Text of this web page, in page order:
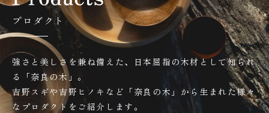
プロダクト
強さと美しさを兼ね備えた、日本屈指の木材として知られ
る「奈良の木」。
吉野スギや吉野ヒノキなど「奈良の木」から生まれた様々
なプロダクトをご紹介します。